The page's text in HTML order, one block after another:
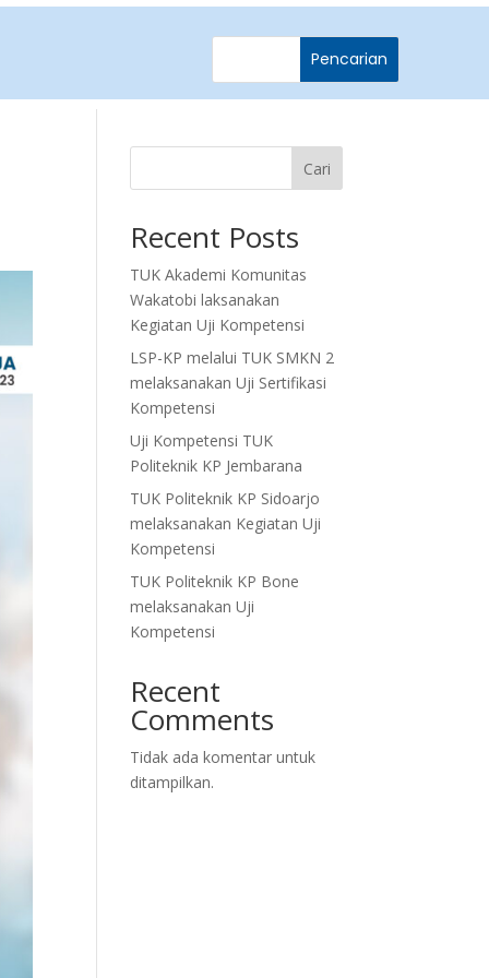
Cari
Recent Posts
TUK Akademi Komunitas
Wakatobi laksanakan
Kegiatan Uji Kompetensi
LSP-KP melalui TUK SMKN 2
melaksanakan Uji Sertifikasi
Kompetensi
Uji Kompetensi TUK
Politeknik KP Jembarana
TUK Politeknik KP Sidoarjo
melaksanakan Kegiatan Uji
Kompetensi
TUK Politeknik KP Bone
melaksanakan Uji
Kompetensi
Recent
Comments
Tidak ada komentar untuk
ditampilkan.